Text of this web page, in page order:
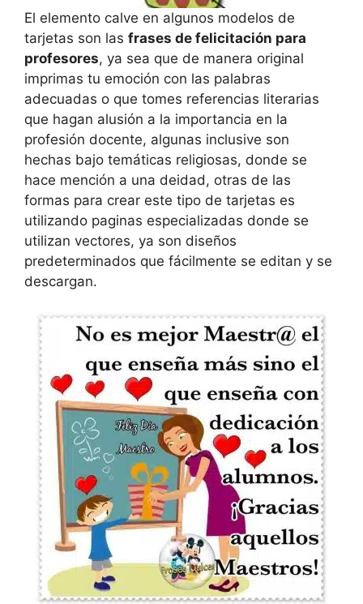
El elemento calve en algunos modelos de
tarjetas son las frases de felicitación para
profesores, ya sea que de manera original
imprimas tu emoción con las palabras
adecuadas o que tomes referencias literarias
que hagan alusión a la importancia en la
profesión docente, algunas inclusive son
hechas bajo temáticas religiosas, donde se
hace mención a una deidad, otras de las
formas para crear este tipo de tarjetas es
utilizando paginas especializadas donde se
utilizan vectores, ya son diseños
predeterminados que fácilmente se editan y se
descargan.